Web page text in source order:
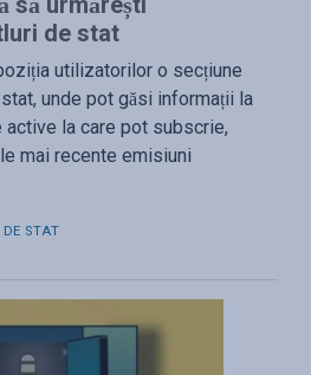
de stat
utilizatorilor o secțiune
unde pot găsi informații la
la care pot subscrie,
mai recente emisiuni
STAT